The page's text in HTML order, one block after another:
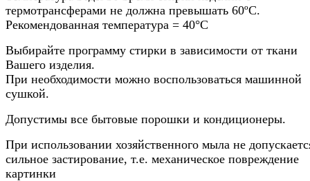
термотрансферами не должна превышать 60ºС.
Рекомендованная температура = 40°С
Выбирайте программу стирки в зависимости от ткани
Вашего изделия.
При необходимости можно воспользоваться машинной
сушкой.
Допустимы все бытовые порошки и кондиционеры.
При использовании хозяйственного мыла не
сильное застирование, т.е. механическое повреждение
картинки